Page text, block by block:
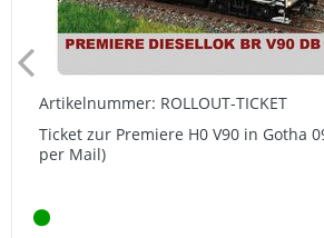
Artikelnummer: ROLLOUT-TICKET
Ticket zur Premiere H0 V90 in Gotha
per Mail)